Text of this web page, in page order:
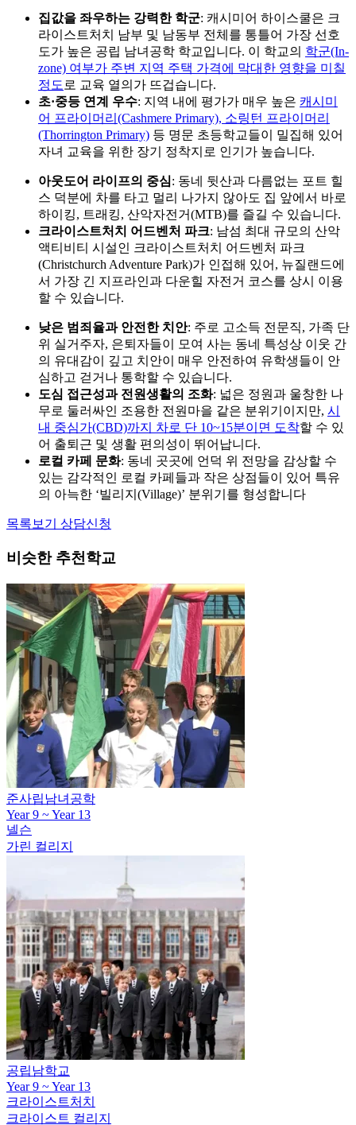
라이스트처치 남부 및 남동부 전체를 통틀어 가장 선호
도가 높은 공립 남녀공학 학교입니다. 이 학교의학군(In-
zone) 여부가 주변 지역 주택 가격에 막대한 영향을 미칠
정도로 교육 열의가 뜨겁습니다.
초·중등 연계 우수: 지역 내에 평가가 매우 높은
어 프라이머리(Cashmere Primary), 소링턴 프라이머리
(Thorrington Primary)등 명문 초등학교들이 밀집해 있어
자녀 교육을 위한 장기 정착지로 인기가 높습니다.
스 덕분에 차를 타고 멀리 나가지 않아도 집 앞에서 바로
하이킹, 트래킹, 산악자전거(MTB)를 즐길 수 있습니다.
크라이스트처치 어드벤처 파크: 남섬 최대 규모의 산악
액티비티 시설인 크라이스트처치 어드벤처 파크
(Christchurch Adventure Park)가 인접해 있어, 뉴질랜드에
서 가장 긴 지프라인과 다운힐 자전거 코스를 상시 이용
할 수 있습니다.
위 실거주자, 은퇴자들이 모여 사는 동네 특성상 이웃 간
의 유대감이 깊고 치안이 매우 안전 하여 유학생들이 안
심하고 걷거나 통학할 수 있습니다.
도심 접근성과 전원생활의 조화 : 넓은 정원과 울창한 나
무로 둘러싸인 조용한 전원마을 같은 분위기이지만, 시
내 중심가(CBD)까지 차로 단 10~15분이면 도착할 수 있
어 출퇴근 및 생활 편의성이 뛰어납니다.
로컬 카페 문화: 동네 곳곳에 언덕 위 전망을 감상할 수
있는 감각적인 로컬 카페들과 작은 상점들이 있어 특유
의 아늑한 ‘빌리지(Village)’ 분위기를 형성합니다
준사립남녀공학
Year 9 ~ Year 13
넬슨
가린 컬리지
공립남학교
Year 9 ~ Year 13
크라이스트처치
크라이스트 컬리지